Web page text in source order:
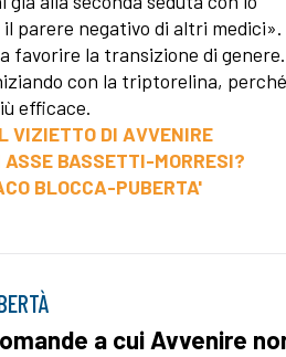
il parere negativo di altri
favorire la transizione di
con la triptorelina,
efficace.
VIZIETTO DI AVVENIRE
BASSETTI-MORRESI?
BLOCCA-PUBERTA'
a cui Avvenire